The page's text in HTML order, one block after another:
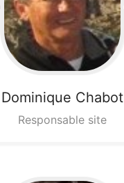
Dominique Chabot
Responsable site